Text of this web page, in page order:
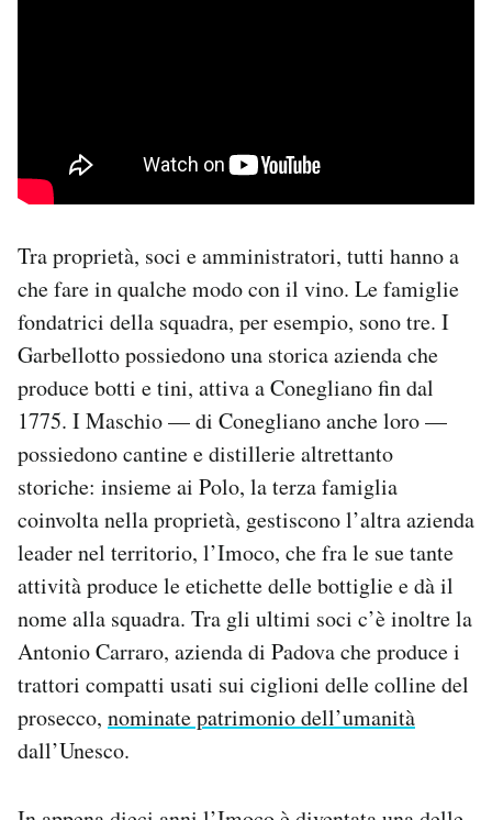
Tra proprietà, soci e amministratori, tutti hanno a
che fare in qualche modo con il vino. Le famiglie
fondatrici della squadra, per esempio, sono tre. I
Garbellotto possiedono una storica azienda che
produce botti e tini, attiva a Conegliano fin dal
1775. I Maschio — di Conegliano anche loro —
possiedono cantine e distillerie altrettanto
storiche: insieme ai Polo, la terza famiglia
coinvolta nella proprietà, gestiscono l’altra azienda
leader nel territorio, l’Imoco, che fra le sue tante
attività produce le etichette delle bottiglie e dà il
nome alla squadra. Tra gli ultimi soci c’è inoltre la
Antonio Carraro, azienda di Padova che produce i
trattori compatti usati sui ciglioni delle colline del
prosecco, nominate patrimonio dell’umanità
dall’Unesco.